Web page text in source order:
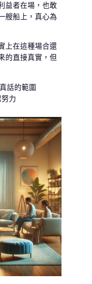
益者在場，也敢
艘船上，真心為
上在這種場合還
的直接真實，但
話的範圍
力